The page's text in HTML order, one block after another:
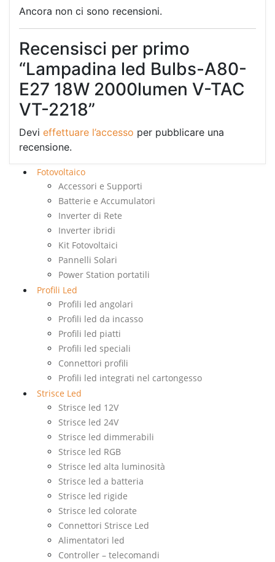
Ancora non ci sono recensioni.
Recensisci per primo
“Lampadina led Bulbs-A80-
E27 18W 2000lumen V-TAC
VT-2218”
Devi effettuare l’accesso per pubblicare una
recensione.
Fotovoltaico
Accessori e Supporti
Batterie e Accumulatori
Inverter di Rete
Inverter ibridi
Kit Fotovoltaici
Pannelli Solari
Power Station portatili
Profili Led
Profili led angolari
Profili led da incasso
Profili led piatti
Profili led speciali
Connettori profili
Profili led integrati nel cartongesso
Strisce Led
Strisce led 12V
Strisce led 24V
Strisce led dimmerabili
Strisce led RGB
Strisce led alta luminosità
Strisce led a batteria
Strisce led rigide
Strisce led colorate
Connettori Strisce Led
Alimentatori led
Controller – telecomandi